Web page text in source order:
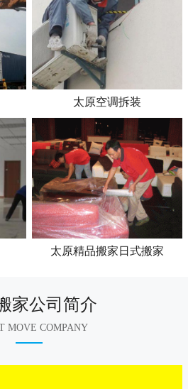
太原空调拆装
太原精品搬家日式搬家
家公司简介
MOVE COMPANY